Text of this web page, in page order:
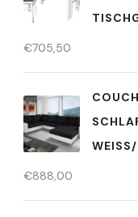
€705,50
€888,00